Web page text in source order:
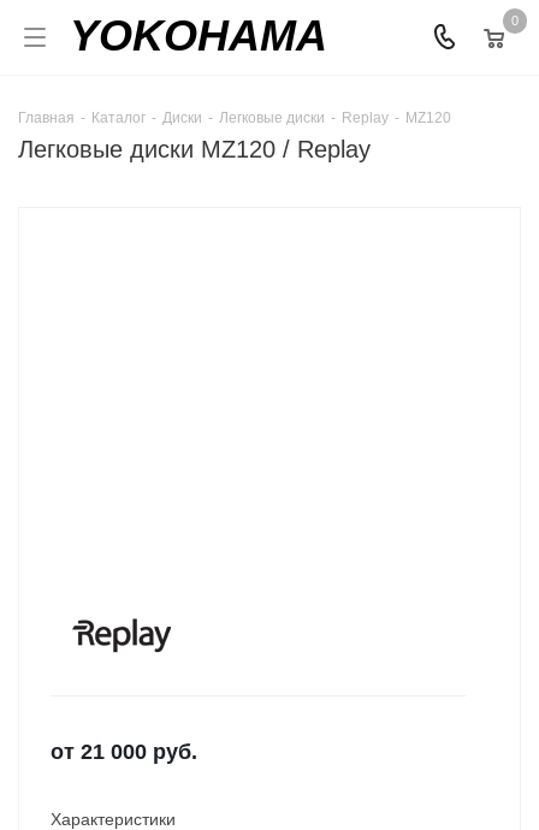
YOKOHAMA 0
Главная - Каталог - Диски - Легковые диски - Replay - MZ120
Легковые диски MZ120 / Replay
от 21 000 руб.
Характеристики